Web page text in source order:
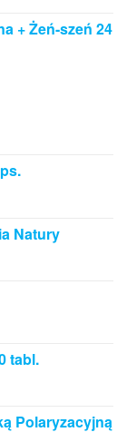
+ Żeń-szeń 24
Natury
tabl.
Polaryzacyjną